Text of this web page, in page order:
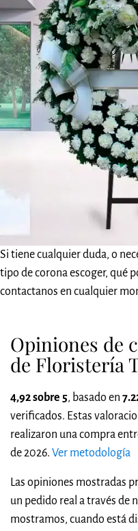
Si tiene cualquier duda, o
tipo de corona escoger, qué
contactanos en cualquier
Opiniones de
de Floristería
4,92 sobre 5, basado en
verificados. Estas
realizaron una compra
de 2026. Ver metodología
Las opiniones mostradas
un pedido real a través de
mostramos, cuando está